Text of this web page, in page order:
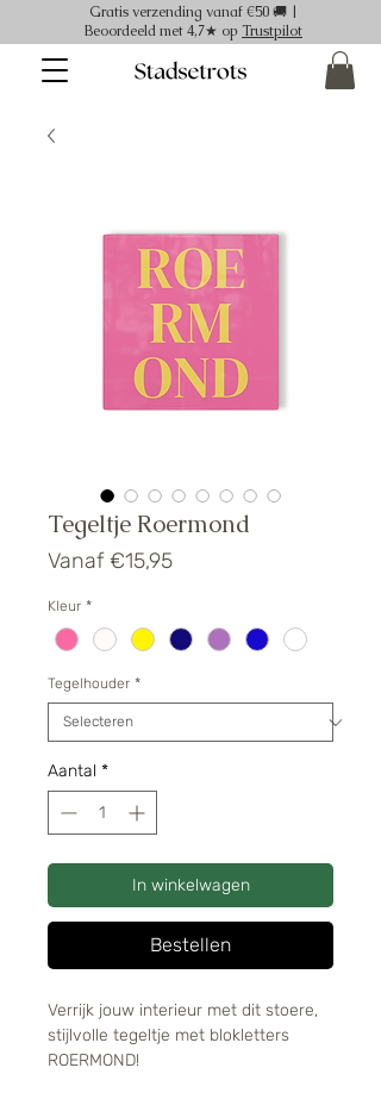
Gratis verzending vanaf €50 🚚 |
Beoordeeld met 4,7★ op Trustpilot
Tegeltje Roermond
Vanaf €15,95Verkoopprijs
Kleur *
Tegelhouder *
Aantal *
In winkelwagen
Bestellen
Verrijk jouw interieur met dit stoere,
stijlvolle tegeltje met blokletters
ROERMOND!